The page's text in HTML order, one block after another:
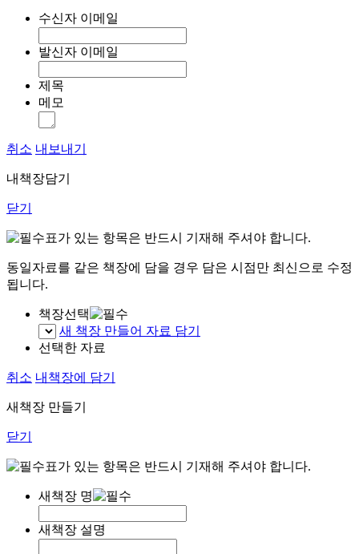
수신자 이메일
발신자 이메일
제목
메모
취소 내보내기
내책장담기
닫기
표가 있는 항목은 반드시 기재해 주셔야 합니다.
동일자료를 같은 책장에 담을 경우 담은 시점만 최신으로 수정
됩니다.
책장선택
새 책장 만들어 자료 담기
선택한 자료
취소 내책장에 담기
새책장 만들기
닫기
표가 있는 항목은 반드시 기재해 주셔야 합니다.
새책장 명
새책장 설명